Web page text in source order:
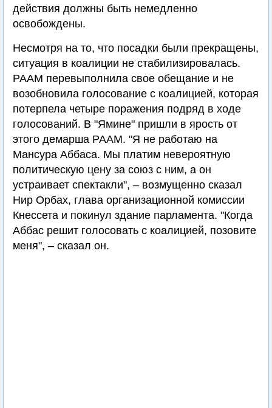
действия должны быть немедленно
освобождены.
Несмотря на то, что посадки были прекращены,
ситуация в коалиции не стабилизировалась.
РААМ перевыполнила свое обещание и не
возобновила голосование с коалицией, которая
потерпела четыре поражения подряд в ходе
голосований. В "Ямине" пришли в ярость от
этого демарша РААМ. "Я не работаю на
Мансура Аббаса. Мы платим невероятную
политическую цену за союз с ним, а он
устраивает спектакли", – возмущенно сказал
Нир Орбах, глава организационной комиссии
Кнессета и покинул здание парламента. "Когда
Аббас решит голосовать с коалицией, позовите
меня", – сказал он.